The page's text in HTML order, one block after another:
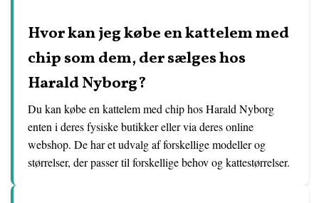
Hvor kan jeg købe en kattelem med
chip som dem, der sælges hos
Harald Nyborg?
Du kan købe en kattelem med chip hos Harald Nyborg
enten i deres fysiske butikker eller via deres online
webshop. De har et udvalg af forskellige modeller og
størrelser, der passer til forskellige behov og kattestørrelser.